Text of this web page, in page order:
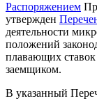
Распоряжением
утвержден
деятельности
положений
плавающих
заемщиком.
В указанный